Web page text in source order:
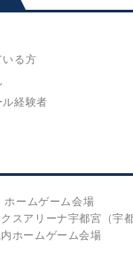
いる方
経験者
ホームゲーム会場
スアリーナ宇都宮（宇
ホームゲーム会場